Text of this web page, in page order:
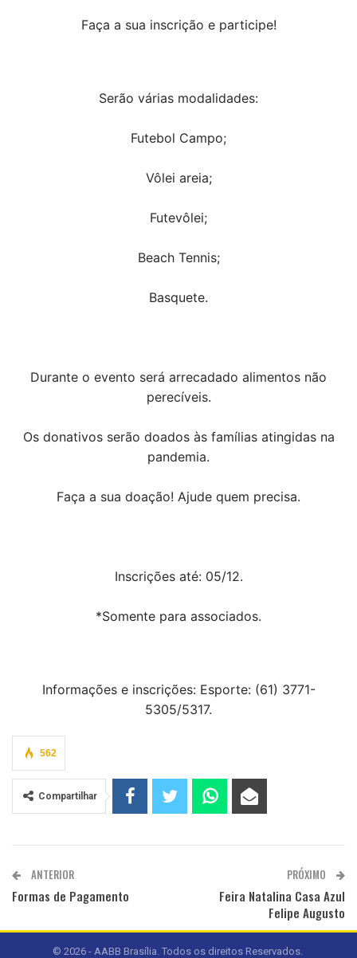
Faça a sua inscrição e participe!
Serão várias modalidades:
Futebol Campo;
Vôlei areia;
Futevôlei;
Beach Tennis;
Basquete.
Durante o evento será arrecadado alimentos não
perecíveis.
Os donativos serão doados às famílias atingidas na
pandemia.
Faça a sua doação! Ajude quem precisa.
Inscrições até: 05/12.
*Somente para associados.
Informações e inscrições: Esporte: (61) 3771-
5305/5317.
562
Compartilhar
ANTERIOR
Formas de Pagamento
PRÓXIMO
Feira Natalina Casa Azul
Felipe Augusto
© 2026 - AABB Brasília. Todos os direitos Reservados.